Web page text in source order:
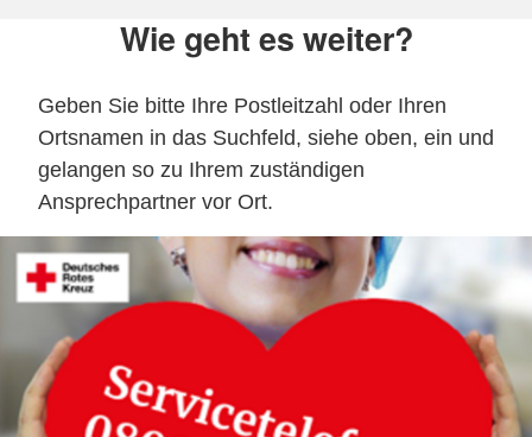
Wie geht es weiter?
Geben Sie bitte Ihre Postleitzahl oder Ihren
Ortsnamen in das Suchfeld, siehe oben, ein und
gelangen so zu Ihrem zuständigen
Ansprechpartner vor Ort.